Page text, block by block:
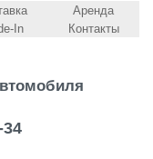
In
Аренда
Контакты
34